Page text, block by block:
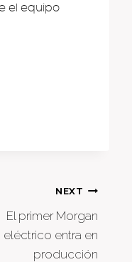
el equipo
NEXT
El primer Morgan
eléctrico entra en
producción